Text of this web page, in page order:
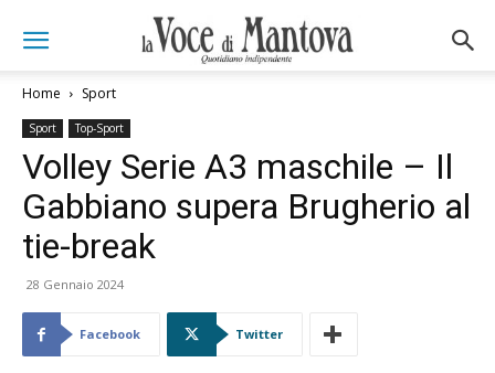
Home Sport
Sport Top-Sport
Volley Serie A3 maschile – Il
Gabbiano supera Brugherio al
tie-break
28 Gennaio 2024
Facebook Twitter